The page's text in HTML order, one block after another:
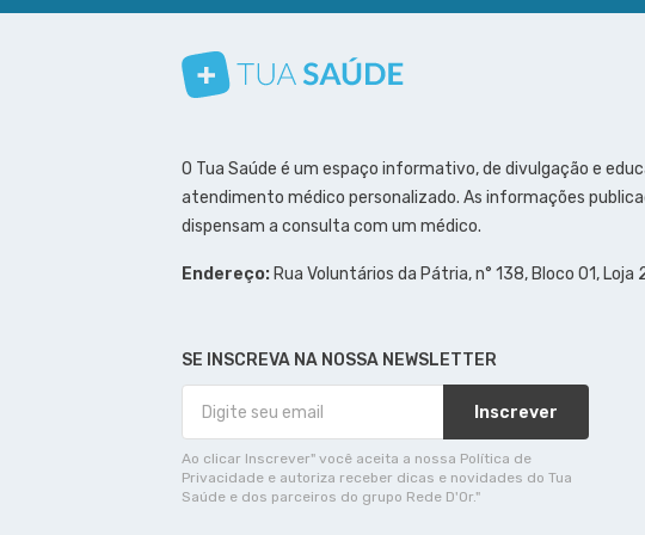
Conheça nosso canal
Siga a gente no Instagram
Siga a gente no Facebook
Siga a gente no Pinterest
O Tua Saúde é um espaço informativo, de divulgação e
atendimento médico personalizado. As informações
dispensam a consulta com um médico.
Endereço: Rua Voluntários da Pátria, n° 138, Bloco 01,
SE INSCREVA NA NOSSA NEWSLETTER
Inscrever
Ao clicar Inscrever" você aceita a nossa Política de
Privacidade e autoriza receber dicas e novidades do Tua
Saúde e dos parceiros do grupo Rede D'Or."